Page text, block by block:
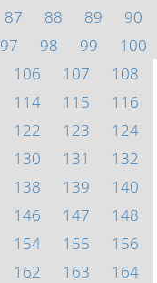
87 88 89
90
97 98 99
100
106 107
108
114 115
116
122 123
124
130 131
132
138 139
140
146 147
148
154 155
156
162 163
164